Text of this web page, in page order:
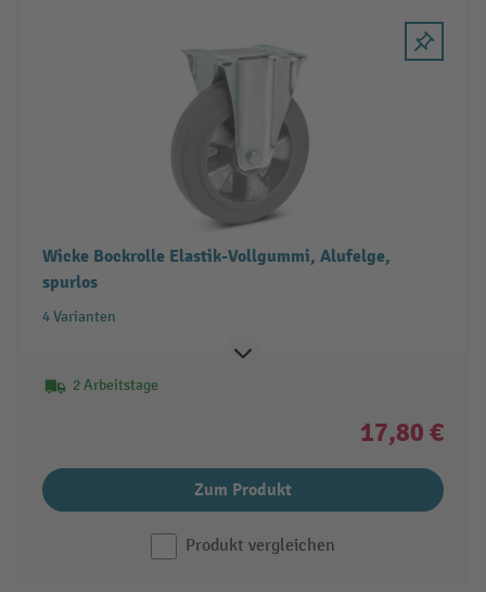
Wicke Bockrolle Elastik-Vollgummi, Alufelge,
spurlos
4 Varianten
2 Arbeitstage
17,80 €
Zum Produkt
Produkt vergleichen